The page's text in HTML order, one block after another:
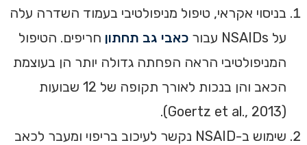
בניסוי אקראי, טיפול מניפולטיבי בעמוד השדרה עלה
על NSAIDs עבור
כאבי גב תחתון חריפים. הטיפול
המניפולטיבי הראה הפחתה גדולה יותר הן בעוצמת
הכאב והן בנכות לאורך תקופה של 12 שבועות
(Goertz et al., 2013).
שימוש ב-NSAID נקשר לעיכוב בריפוי ומעבר לכאב